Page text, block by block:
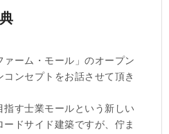
ーム・モール」のオープン
ンセプトをお話させて頂き
す士業モールという新しい
ドサイド建築ですが、佇ま